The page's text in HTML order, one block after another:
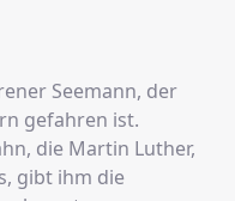
Seemann, der
gefahren ist.
die Martin Luther,
gibt ihm die